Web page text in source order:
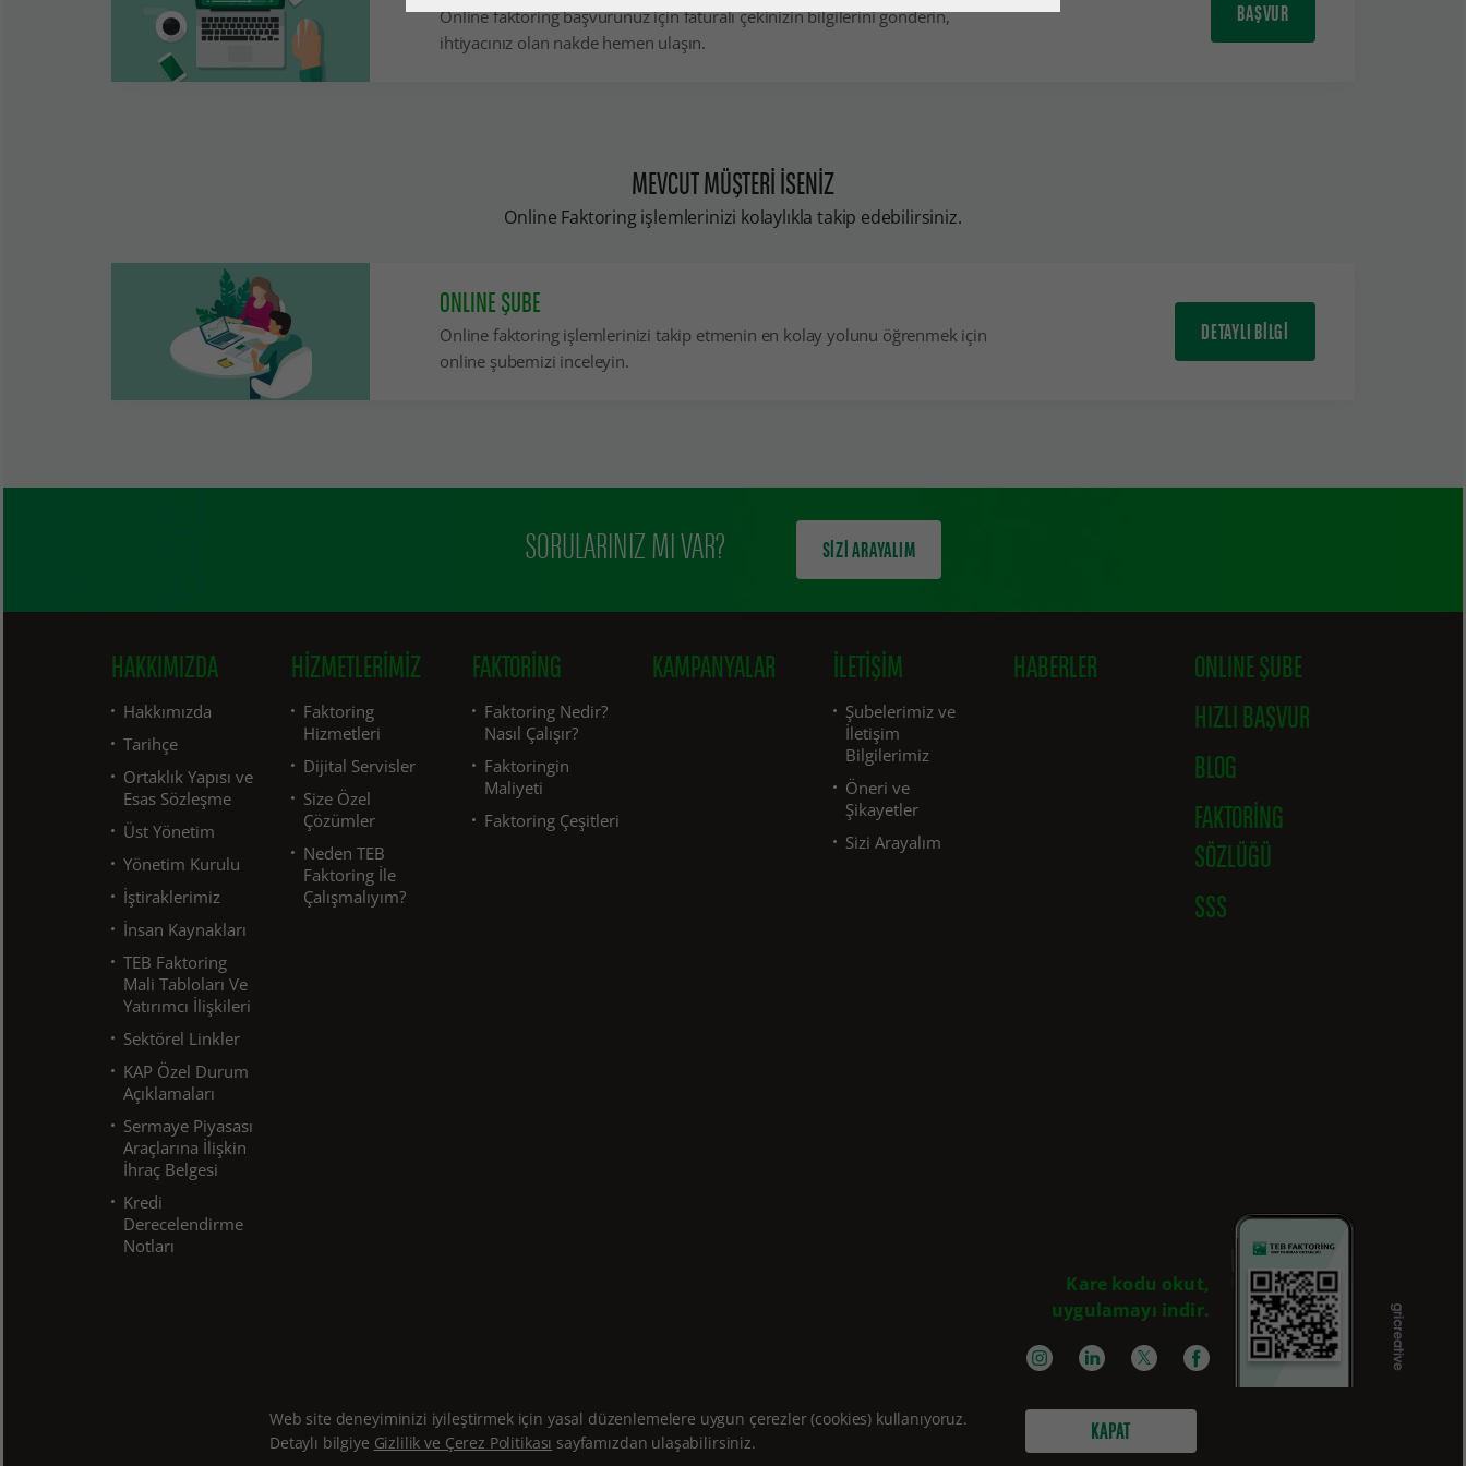
Online faktoring başvurunuz için faturalı çekinizin bilgilerini gönderin,
ihtiyacınız olan nakde hemen ulaşın.
BAŞVUR
MEVCUT MÜŞTERİ İSENİZ
Online Faktoring işlemlerinizi kolaylıkla takip edebilirsiniz.
ONLINE ŞUBE
Online faktoring işlemlerinizi takip etmenin en kolay yolunu öğrenmek için
online şubemizi inceleyin.
DETAYLI BİLGİ
Sizi Arayalım
SORULARINIZ MI VAR? SİZİ ARAYALIM
HAKKIMIZDA
Hakkımızda
Tarihçe
Ortaklık Yapısı ve
Esas Sözleşme
Üst Yönetim
Yönetim Kurulu
İştiraklerimiz
İnsan Kaynakları
TEB Faktoring
Mali Tabloları Ve
Yatırımcı İlişkileri
Sektörel Linkler
KAP Özel Durum
Açıklamaları
Sermaye Piyasası
Araçlarına İlişkin
İhraç Belgesi
Kredi
Derecelendirme
Notları
HIZMETLERIMIZ
Faktoring
Hizmetleri
Dijital Servisler
Size Özel
Çözümler
Neden TEB
Faktoring İle
Çalışmalıyım?
FAKTORING
Faktoring Nedir?
Nasıl Çalışır?
Faktoringin
Maliyeti
Faktoring Çeşitleri
KAMPANYALAR İLETIŞIM
Şubelerimiz ve
İletişim
Bilgilerimiz
Öneri ve
Şikayetler
Sizi Arayalım
HABERLER
ONLINE ŞUBE
HIZLI BAŞVUR
BLOG
FAKTORING
SÖZLÜĞÜ
SSS
Kare kodu okut,
uygulamayı indir.
© TEB Faktoring 2022. Tüm Hakları Saklıdır. Bilgi Toplumu Hizmetleri Gizlilik Politikası Güvenlik Çerez Politikası
Web site deneyiminizi iyileştirmek için yasal düzenlemelere uygun çerezler (cookies) kullanıyoruz.
Detaylı bilgiye Gizlilik ve Çerez Politikası sayfamızdan ulaşabilirsiniz. KAPAT